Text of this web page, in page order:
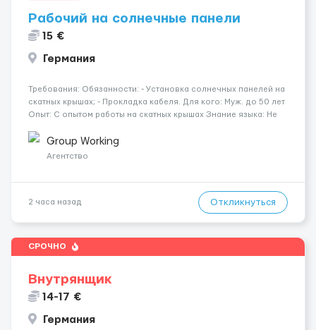
Рабочий на солнечные панели
15 €
Германия
Требования: Обязанности: - Установка солнечных панелей на
скатных крышах; - Прокладка кабеля. Для кого: Муж. до 50 лет
Опыт: С опытом работы на скатных крышах Знание языка: Не
Германия, Буцбах Условия...
Group Working
Агентство
2 часа назад Откликнуться
СРОЧНО
Внутрянщик
14-17 €
Германия